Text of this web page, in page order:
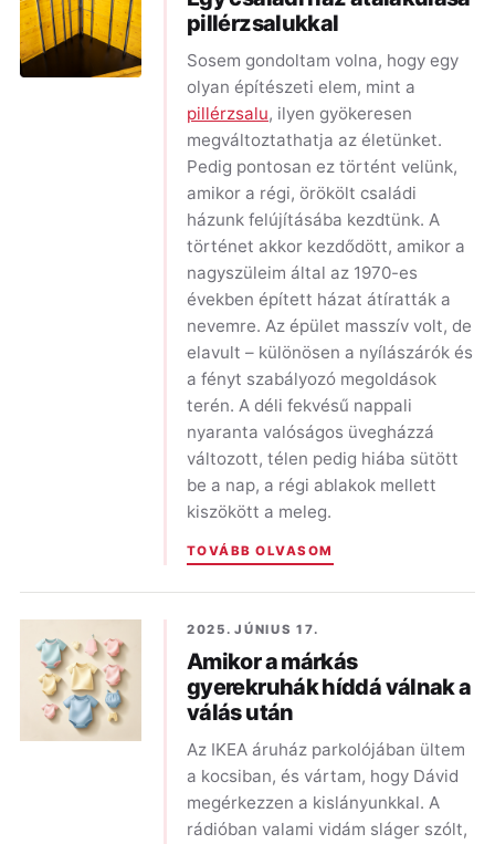
pillérzsalukkal
Sosem gondoltam volna, hogy egy
olyan építészeti elem, mint a
pillérzsalu, ilyen gyökeresen
megváltoztathatja az életünket.
Pedig pontosan ez történt velünk,
amikor a régi, örökölt családi
házunk felújításába kezdtünk. A
történet akkor kezdődött, amikor a
nagyszüleim által az 1970-es
években épített házat átíratták a
nevemre. Az épület masszív volt, de
elavult – különösen a nyílászárók és
a fényt szabályozó megoldások
terén. A déli fekvésű nappali
nyaranta valóságos üvegházzá
változott, télen pedig hiába sütött
be a nap, a régi ablakok mellett
kiszökött a meleg.
TOVÁBB OLVASOM
2025. JÚNIUS 17.
Amikor a márkás
gyerekruhák híddá válnak a
válás után
Az IKEA áruház parkolójában ültem
a kocsiban, és vártam, hogy Dávid
megérkezzen a kislányunkkal. A
rádióban valami vidám sláger szólt,